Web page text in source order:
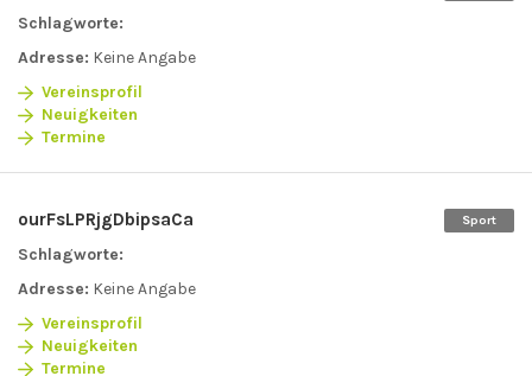
Schlagworte:
Adresse: Keine Angabe
Vereinsprofil
Neuigkeiten
Termine
Sport
ourFsLPRjgDbipsaCa
Schlagworte:
Adresse: Keine Angabe
Vereinsprofil
Neuigkeiten
Termine